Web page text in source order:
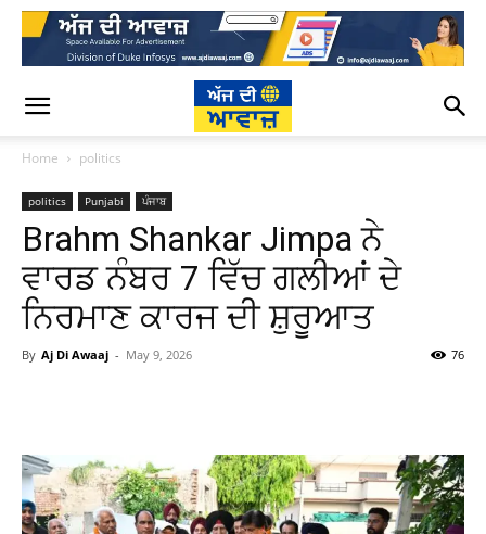
Home politics
politics Punjabi ਪੰਜਾਬ
Brahm Shankar Jimpa ਨੇ
ਵਾਰਡ ਨੰਬਰ 7 ਵਿੱਚ ਗਲੀਆਂ ਦੇ
ਨਿਰਮਾਣ ਕਾਰਜ ਦੀ ਸ਼ੁਰੂਆਤ
By Aj Di Awaaj - May 9, 2026 76